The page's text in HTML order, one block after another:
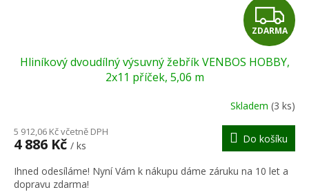
Z
D
A
R
M
A
ZDARMA
Hliníkový dvoudílný výsuvný žebřík VENBOS HOBBY,
2x11 příček, 5,06 m
Skladem (3 ks)
5 912,06 Kč včetně DPH
4 886 Kč / ks
Do košíku
Ihned odesíláme! Nyní Vám k nákupu dáme záruku na 10 let a
dopravu zdarma!